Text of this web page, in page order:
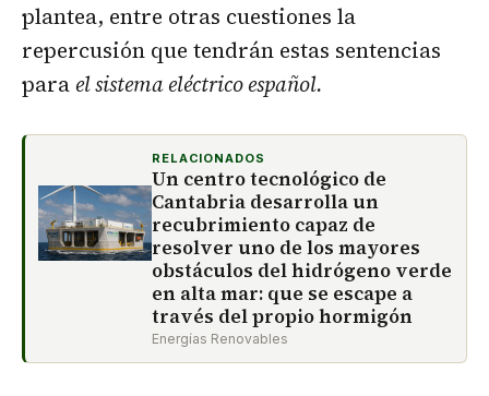
plantea, entre otras cuestiones la
repercusión que tendrán estas sentencias
para el sistema eléctrico español.
RELACIONADOS
Un centro tecnológico de
Cantabria desarrolla un
recubrimiento capaz de
resolver uno de los mayores
obstáculos del hidrógeno verde
en alta mar: que se escape a
través del propio hormigón
Energías Renovables